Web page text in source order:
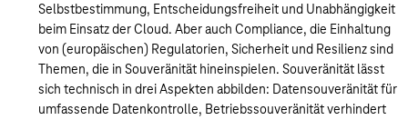
Selbstbestimmung, Entscheidungsfreiheit und Unabhängigkeit
beim Einsatz der Cloud. Aber auch Compliance, die Einhaltung
von (europäischen) Regulatorien, Sicherheit und Resilienz sind
Themen, die in Souveränität hineinspielen. Souveränität lässt
sich technisch in drei Aspekten abbilden: Datensouveränität für
umfassende Datenkontrolle, Betriebssouveränität verhindert